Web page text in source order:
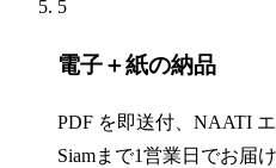
5
電子＋紙の納品
PDF を即送付、NAATI
Siamまで1営業日でお届け